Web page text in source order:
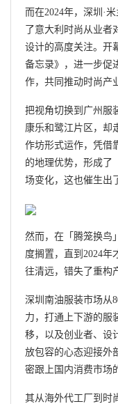
而在2024年，深圳·
了意大利时尚从业者
设计的高度关注。开
备忘录》，进一步促
作，共同推动时尚产
把视角切换到广州服
康乐和鹭江片区，却
作坊形式运作，凭借
的地理优势，形成了
场变化，这也催生出
然而，在「腾笼换鸟
度搁置，直到2024年
往清远，错失了重构
深圳南油服装市场从
力，打通上下游的服
移，以及创业者、设
放包容的心态迎接外
密跟上国内消费市场
其从海外代工厂到时